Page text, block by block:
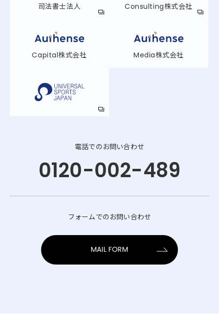
司法書士法人 Consulting株式会社
Capital株式会社 Media株式会社
電話でのお問い合わせ
0120-002-489
フォームでのお問い合わせ
MAIL FORM